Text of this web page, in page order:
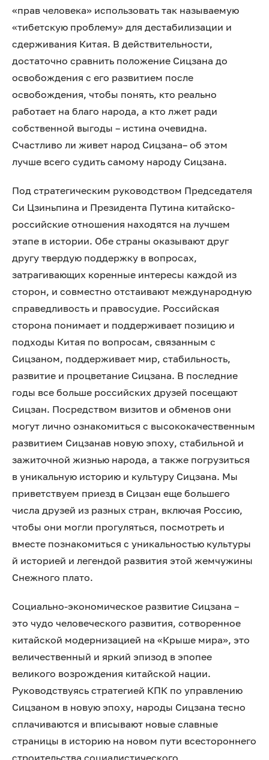
«прав человека» использовать так называемую
«тибетскую проблему» для дестабилизации и
сдерживания Китая. В действительности,
достаточно сравнить положение Сицзана до
освобождения с его развитием после
освобождения, чтобы понять, кто реально
работает на благо народа, а кто лжет ради
собственной выгоды – истина очевидна.
Счастливо ли живет народ Сицзана– об этом
лучше всего судить самому народу Сицзана.
Под стратегическим руководством Председателя
Си Цзиньпина и Президента Путина китайско-
российские отношения находятся на лучшем
этапе в истории. Обе страны оказывают друг
другу твердую поддержку в вопросах,
затрагивающих коренные интересы каждой из
сторон, и совместно отстаивают международную
справедливость и правосудие. Российская
сторона понимает и поддерживает позицию и
подходы Китая по вопросам, связанным с
Сицзаном, поддерживает мир, стабильность,
развитие и процветание Сицзана. В последние
годы все больше российских друзей посещают
Сицзан. Посредством визитов и обменов они
могут лично ознакомиться с высококачественным
развитием Сицзанав новую эпоху, стабильной и
зажиточной жизнью народа, а также погрузиться
в уникальную историю и культуру Сицзана. Мы
приветствуем приезд в Сицзан еще большего
числа друзей из разных стран, включая Россию,
чтобы они могли прогуляться, посмотреть и
вместе познакомиться с уникальностью культуры
й историей и легендой развития этой жемчужины
Снежного плато.
Социально-экономическое развитие Сицзана –
это чудо человеческого развития, сотворенное
китайской модернизацией на «Крыше мира», это
величественный и яркий эпизод в эпопее
великого возрождения китайской нации.
Руководствуясь стратегией КПК по управлению
Сицзаном в новую эпоху, народы Сицзана тесно
сплачиваются и вписывают новые славные
страницы в историю на новом пути всестороннего
строительства социалистического